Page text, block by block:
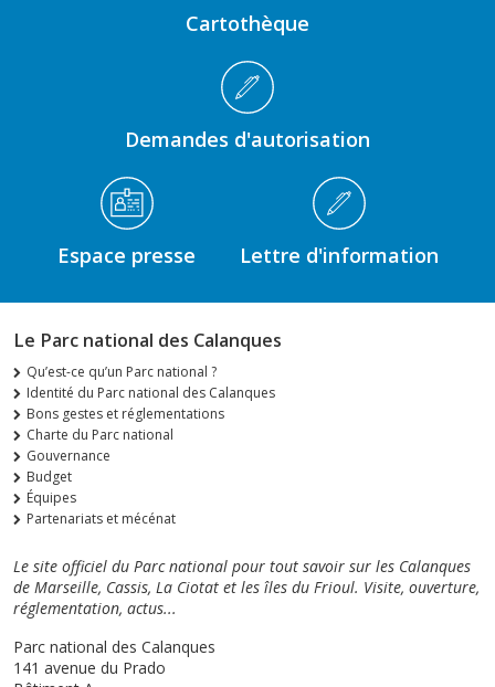
Cartothèque
Demandes d'autorisation
Espace presse Lettre d'information
Le Parc national des Calanques
Qu’est-ce qu’un Parc national ?
Identité du Parc national des Calanques
Bons gestes et réglementations
Charte du Parc national
Gouvernance
Budget
Équipes
Partenariats et mécénat
Le site officiel du Parc national pour tout savoir sur les Calanques
de Marseille, Cassis, La Ciotat et les îles du Frioul. Visite, ouverture,
réglementation, actus...
Parc national des Calanques
141 avenue du Prado